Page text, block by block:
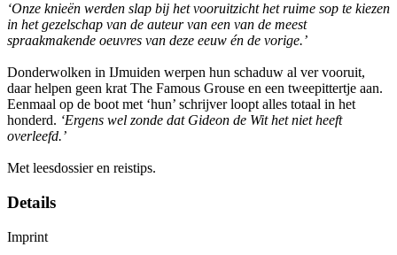
‘Onze knieën werden slap bij het vooruitzicht het ruime sop te kiezen
in het gezelschap van de auteur van een van de meest
spraakmakende oeuvres van deze eeuw én de vorige.’
Donderwolken in IJmuiden werpen hun schaduw al ver vooruit,
daar helpen geen krat The Famous Grouse en een tweepittertje aan.
Eenmaal op de boot met ‘hun’ schrijver loopt alles totaal in het
honderd. ‘Ergens wel zonde dat Gideon de Wit het niet heeft
overleefd.’
Met leesdossier en reistips.
Details
Imprint